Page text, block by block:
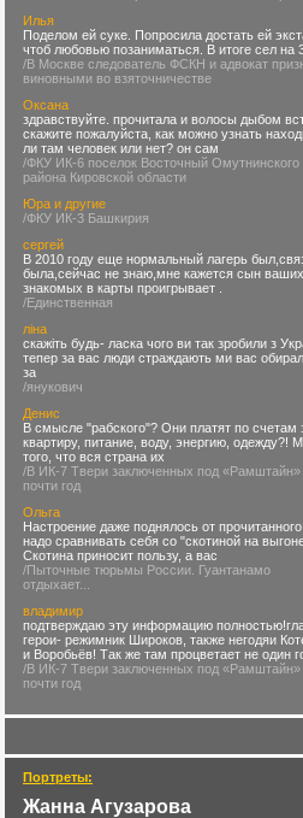
Илья
Поделом ей суке. Попросила достать ей
чтоб любовью позаниматься. В итоге сел на 3
/В Москве следователь ФСКН и адвокат
виновными во взяточничестве
Оксана
здравствуйте. прочитала и волосы дыбом
скажите пожалуйста, как можно узнать
ли там человек или нет? он сам
/ФКУ ИК-6 поселок Восточный Омутнинского
района Кировской области
Юра и другие
/ФКУ ИК-3 Башкирия
сергей
В 2010 году еще нормальный лагерь
была,сейчас не знаю,мне кажется сын ваших
знакомых в карты проигрывает .
/Единственная
ліна
скажіть будь- ласка чого ви так зробили з
тепер за вас люди страждають ми вас
за
/янукович
Денис
В смысле "рабского"? Они платят по счетам
квартиру, питание, воду, энергию, одежду?!
того, что вся страна их
/В ИК-7 Твери заключенных под «Рамштайн»
почти год
Ольга
Настроение даже поднялось от
надо сравнивать себя со "скотиной на
Скотина приносит пользу, а вас
/Пыточные тюрьмы России. Гуантанамо
отдыхает...
владимир
подтверждаю эту информацию
герои- режимник Широков, также негодяи
и Воробьёв! Так же там процветает не один
/В ИК-7 Твери заключенных под «Рамштайн»
почти год
Портреты:
Жанна Агузарова